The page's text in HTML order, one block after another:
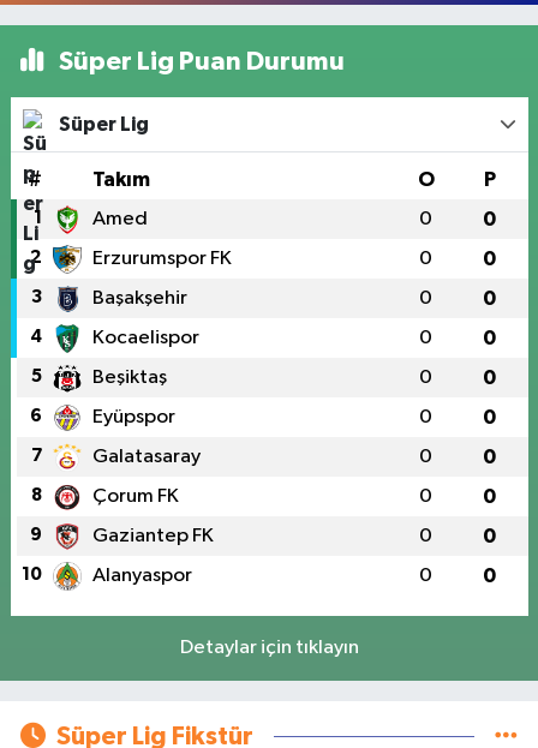
Süper Lig Puan Durumu
Süper Lig
# Takım O P
1 Amed 0 0
2 Erzurumspor FK 0 0
3 Başakşehir 0 0
4 Kocaelispor 0 0
5 Beşiktaş 0 0
6 Eyüpspor 0 0
7 Galatasaray 0 0
8 Çorum FK 0 0
9 Gaziantep FK 0 0
10 Alanyaspor 0 0
Detaylar için tıklayın
Süper Lig Fikstür